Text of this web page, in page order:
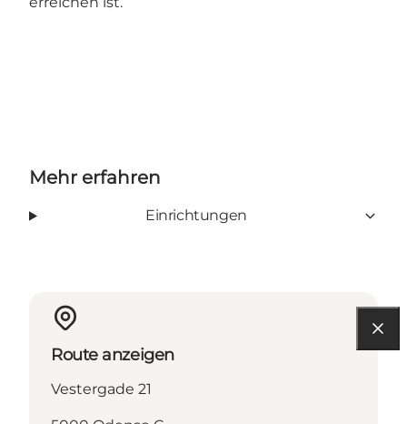
Mehr erfahren
Einrichtungen
Route anzeigen
Vestergade 21